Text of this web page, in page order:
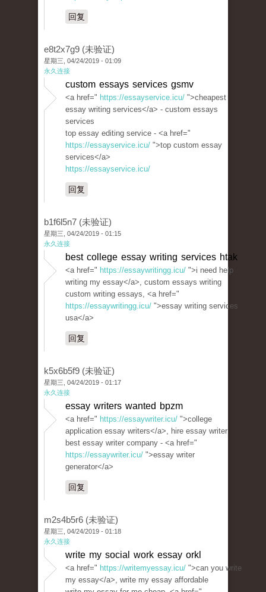
回复
e8t2x7g9 (未验证)
星期三, 04/24/2019 - 01:09
永久连接
custom essays services gsmv
<a href=" https://essayservice.icu/ ">cheapest
essay writing services</a> - custom essays
services
top essay editing service - <a href="
https://essayservice.icu/ ">top custom essay
services</a>
https://essayservice.icu/
回复
b1f6l5n7 (未验证)
星期三, 04/24/2019 - 01:15
永久连接
best college essay writing services htak
<a href=" https://essaywritingg.icu/ ">i need help
writing my essay</a>, custom essays writing
custom writing essays, <a href="
https://essaywritingg.icu/ ">essay writing services
usa</a>
回复
k5x6b5f9 (未验证)
星期三, 04/24/2019 - 01:17
永久连接
essay writers wanted bpzm
<a href=" https://essaywriter.icu/ ">college
application essay writers</a>, hire essay writer
best essay writer company - <a href="
https://essaywriter.icu/ ">essay writer
generator</a>
回复
m2s4b5r6 (未验证)
星期三, 04/24/2019 - 01:18
永久连接
write my social work essay orkl
<a href=" https://writemyessay.icu/ ">can you write
my essay</a>, write my essay affordable